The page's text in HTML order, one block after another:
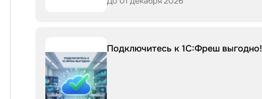
Подключитесь к 1С:Фреш выгодно!